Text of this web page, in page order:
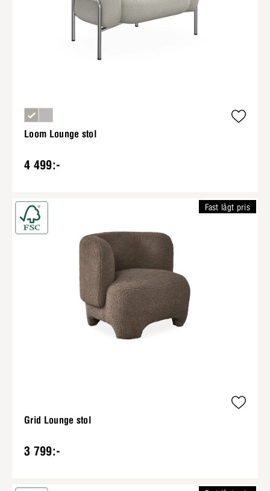
Loom Lounge stol
4 499:-
Grid Lounge stol
3 799:-
Fast lågt pris